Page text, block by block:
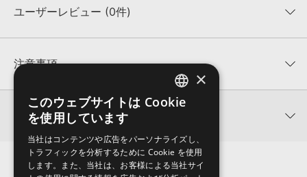
収録ファイル一覧
ユーザーレビュー (0件)
★★★★★
★5
★4
★3
★2
★1
注意事項
KONTAKTフォーマットについて：
サンプルパック製品の
KONTAKTフォーマットは、製品版KONTAKT（別売）
でお使いいただけます。無償版のKONTAKT PLAYERではお使いい
ただけませんので、ご注意ください。また、「ライブラリ・タブ」
への表示にも対応しておりません。
4GBを超えるデータに関するご注意：FAT32でフォーマットされた
関連情報
Loops 4 Producers 製品一覧
ENGLISH
×
このウェブサイトは Cookie
を使用しています
当社はコンテンツや広告をパーソナライズし、
トラフィックを分析するために Cookie を使用
します。また、当社は、お客様による当社サイ